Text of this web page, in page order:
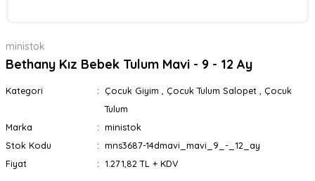
ministok
Bethany Kız Bebek Tulum Mavi - 9 - 12 Ay
Kategori Çocuk Giyim Çocuk Tulum Salopet
Çocuk
Tulum
Marka
ministok
Stok Kodu
mns3687-14dmavi_mavi_9_-_12_ay
Fiyat
1.271,82 TL + KDV